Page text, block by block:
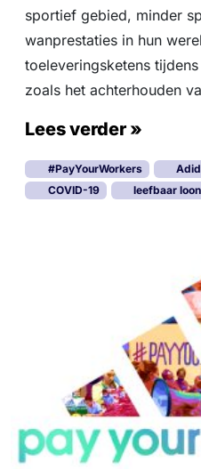
sportief gebied, minder
wanprestaties in hun
toeleveringsketens
zoals het achterhouden
Lees verder »
#PayYourWorkers
COVID-19
leefbaar loon